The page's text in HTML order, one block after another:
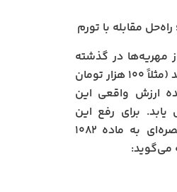
مقابله با تورم
مهریه‌ها در گذشته
به پول نقد تعیین می‌شدند (مثلاً ۱۰۰ هزار تومان
ارزش واقعی این
برای رفع این
مشکل، در سال ۱۳۷۶ تبصره‌ای به ماده ۱۰۸۲
می‌گوید: